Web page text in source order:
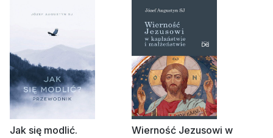
Jak się modlić.
Wierność Jezusowi w